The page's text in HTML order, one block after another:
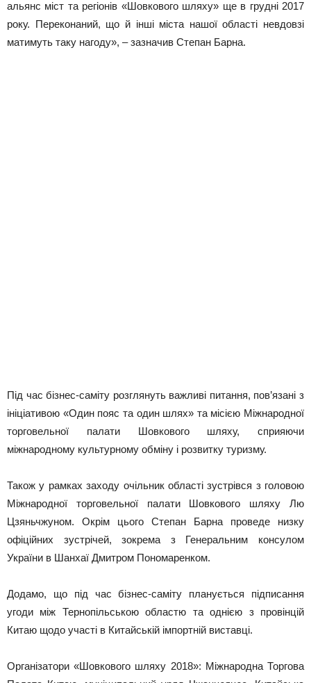
альянс міст та регіонів «Шовкового шляху» ще в грудні 2017
року. Переконаний, що й інші міста нашої області невдовзі
матимуть таку нагоду», – зазначив Степан Барна.
Під час бізнес-саміту розглянуть важливі питання, пов’язані з
ініціативою «Один пояс та один шлях» та місією Міжнародної
торговельної палати Шовкового шляху, сприяючи
міжнародному культурному обміну і розвитку туризму.
Також у рамках заходу очільник області зустрівся з головою
Міжнародної торговельної палати Шовкового шляху Лю
Цзяньчжуном. Окрім цього Степан Барна проведе низку
офіційних зустрічей, зокрема з Генеральним консулом
України в Шанхаї Дмитром Пономаренком.
Додамо, що під час бізнес-саміту планується підписання
угоди між Тернопільською областю та однією з провінцій
Китаю щодо участі в Китайській імпортній виставці.
Організатори «Шовкового шляху 2018»: Міжнародна Торгова